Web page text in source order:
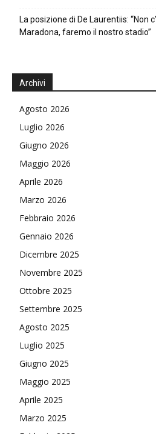
La posizione di De Laurentiis: “Non
Maradona, faremo il nostro stadio”
Archivi
Agosto 2026
Luglio 2026
Giugno 2026
Maggio 2026
Aprile 2026
Marzo 2026
Febbraio 2026
Gennaio 2026
Dicembre 2025
Novembre 2025
Ottobre 2025
Settembre 2025
Agosto 2025
Luglio 2025
Giugno 2025
Maggio 2025
Aprile 2025
Marzo 2025